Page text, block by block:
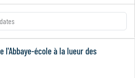
l'Abbaye-école à la lueur des